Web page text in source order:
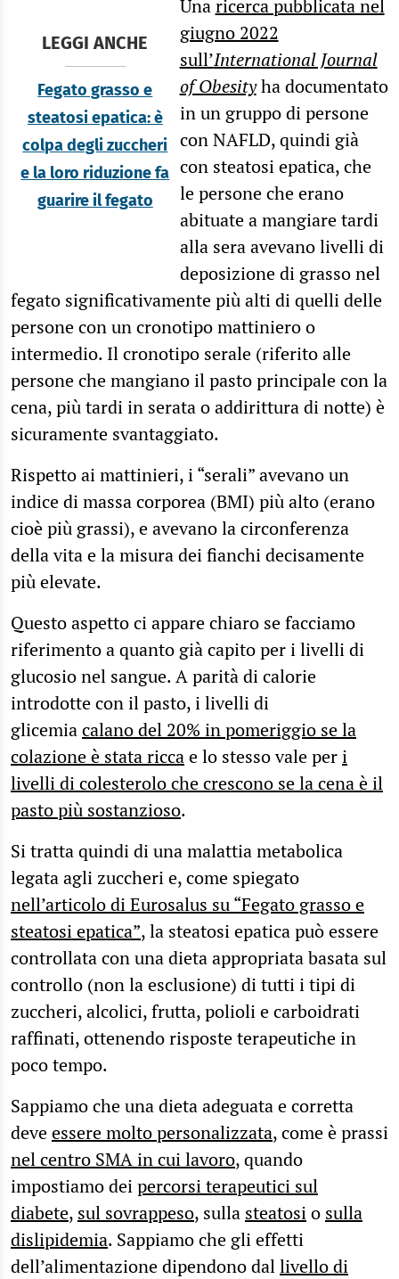
LEGGI ANCHE
Fegato grasso e
steatosi epatica: è
colpa degli zuccheri
e la loro riduzione fa
guarire il fegato
Unaricerca pubblicata nel
giugno 2022
sull’International Journal
of Obesityha documentato
in un gruppo di persone
con NAFLD, quindi già
con steatosi epatica, che
le persone che erano
abituate a mangiare tardi
alla sera avevano livelli di
deposizione di grasso nel
fegato significativamente più alti di quelli delle
persone con un cronotipo mattiniero o
intermedio. Il cronotipo serale (riferito alle
persone che mangiano il pasto principale con la
cena, più tardi in serata o addirittura di notte) è
sicuramente svantaggiato.
Rispetto ai mattinieri, i “serali” avevano un
indice di massa corporea (BMI) più alto (erano
cioè più grassi), e avevano la circonferenza
della vita e la misura dei fianchi decisamente
più elevate.
Questo aspetto ci appare chiaro se facciamo
riferimento a quanto già capito per i livelli di
glucosio nel sangue. A parità di calorie
introdotte con il pasto, i livelli di
glicemiacalano del 20% in pomeriggio se la
colazione è stata riccae lo stesso vale peri
livelli di colesterolo che crescono se la cena è il
pasto più sostanzioso.
Si tratta quindi di una malattia metabolica
legata agli zuccheri e, come spiegato
nell’articolo di Eurosalus su “Fegato grasso e
steatosi epatica”, la steatosi epatica può essere
controllata con una dieta appropriata basata sul
controllo (non la esclusione) di tutti i tipi di
zuccheri, alcolici, frutta, polioli e carboidrati
raffinati, ottenendo risposte terapeutiche in
poco tempo.
Sappiamo che una dieta adeguata e corretta
deveessere molto personalizzata, come è prassi
nel centro SMA in cui lavoro, quando
impostiamo deipercorsi terapeutici sul
diabete, sul sovrappeso, sulla steatosio sulla
dislipidemia. Sappiamo che gli effetti
dell’alimentazione dipendono dallivello di